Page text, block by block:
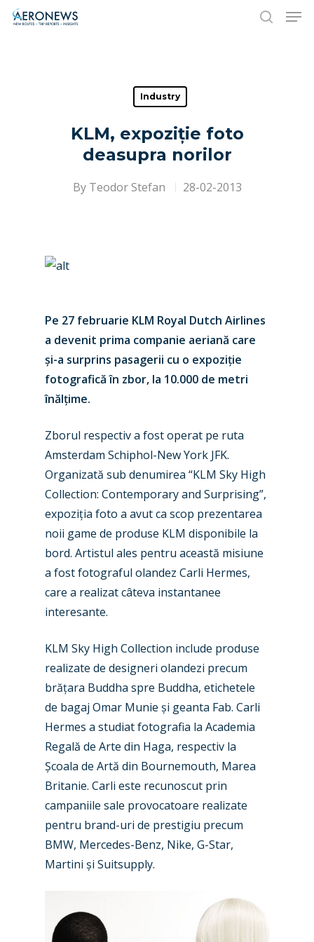
Hit enter to search or ESC to close
Industry
KLM, expoziție foto
deasupra norilor
By Teodor Stefan 28-02-2013
Pe 27 februarie KLM Royal Dutch Airlines
a devenit prima companie aeriană care
și-a surprins pasagerii cu o expoziție
fotografică în zbor, la 10.000 de metri
înălțime.
Zborul respectiv a fost operat pe ruta
Amsterdam Schiphol-New York JFK.
Organizată sub denumirea “KLM Sky High
Collection: Contemporary and Surprising”,
expoziția foto a avut ca scop prezentarea
noii game de produse KLM disponibile la
bord. Artistul ales pentru această misiune
a fost fotograful olandez Carli Hermes,
care a realizat câteva instantanee
interesante.
KLM Sky High Collection include produse
realizate de designeri olandezi precum
brățara Buddha spre Buddha, etichetele
de bagaj Omar Munie și geanta Fab. Carli
Hermes a studiat fotografia la Academia
Regală de Arte din Haga, respectiv la
Școala de Artă din Bournemouth, Marea
Britanie. Carli este recunoscut prin
campaniile sale provocatoare realizate
pentru brand-uri de prestigiu precum
BMW, Mercedes-Benz, Nike, G-Star,
Martini și Suitsupply.